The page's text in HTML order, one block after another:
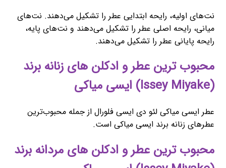
نت‌های اولیه، رایحه ابتدایی عطر را تشکیل می‌دهند. نت‌های
میانی، رایحه اصلی عطر را تشکیل می‌دهند و نت‌های پایه،
رایحه پایانی عطر را تشکیل می‌دهند.
محبوب ‌ترین عطر و ادکلن های زنانه برند
(Issey Miyake) ایسی میاکی
عطر ایسی میاکی لئو دی ایسی فلورال از جمله محبوب‌ترین
عطرهای زنانه برند ایسی میاکی است.
محبوب ‌ترین عطر و ادکلن های مردانه برند